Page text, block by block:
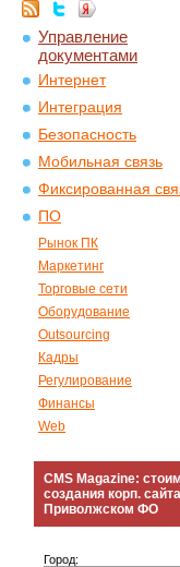
Управление
документами
Интернет
Интеграция
Безопасность
Мобильная связь
Фиксированная
ПО
Рынок ПК
Маркетинг
Торговые сети
Оборудование
Outsourcing
Кадры
Регулирование
Финансы
Web
CMS Magazine:
создания корп.
Приволжском ФО
Город: